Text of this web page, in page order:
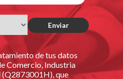
de tus datos
Comercio, Industria
que